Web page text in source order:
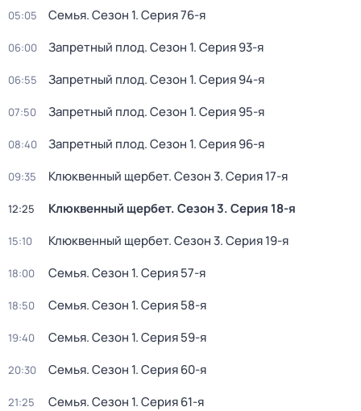
05:05 Семья. Сезон 1. Серия 76-я
06:00 Запретный плод. Сезон 1. Серия 93-я
06:55 Запретный плод. Сезон 1. Серия 94-я
07:50 Запретный плод. Сезон 1. Серия 95-я
08:40 Запретный плод. Сезон 1. Серия 96-я
09:35 Клюквенный щербет. Сезон 3. Серия 17-я
12:25 Клюквенный щербет. Сезон 3. Серия 18-я
15:10 Клюквенный щербет. Сезон 3. Серия 19-я
18:00 Семья. Сезон 1. Серия 57-я
18:50 Семья. Сезон 1. Серия 58-я
19:40 Семья. Сезон 1. Серия 59-я
20:30 Семья. Сезон 1. Серия 60-я
21:25 Семья. Сезон 1. Серия 61-я